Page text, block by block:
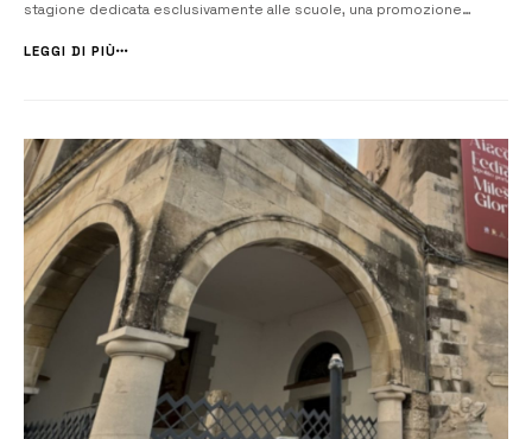
stagione dedicata esclusivamente alle scuole, una promozione
Greco e al Teatro Greco e poi ancora il Progetto ProAgon che
LEGGI DI PIÙ